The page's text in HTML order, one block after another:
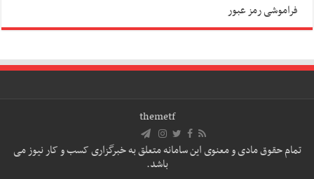
فراموشی رمز عبور
themetf
تمام حقوق مادی و معنوی این سامانه متعلق به خبرگزاری کسب و کار نیوز می
باشد.